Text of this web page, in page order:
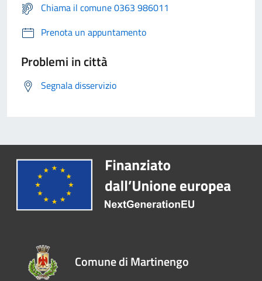
Chiama il comune 0363 986011
Prenota un appuntamento
Problemi in città
Segnala disservizio
Comune di Martinengo